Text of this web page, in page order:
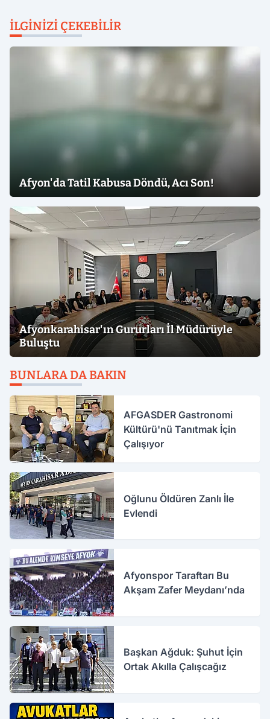
İLGINIZI ÇEKEBILIR
Afyon'da Tatil Kabusa Döndü, Acı Son!
Afyonkarahisar'ın Gururları İl Müdürüyle
Buluştu
BUNLARA DA BAKIN
AFGASDER Gastronomi
Kültürü'nü Tanıtmak İçin
Çalışıyor
Oğlunu Öldüren Zanlı İle
Evlendi
Afyonspor Taraftarı Bu
Akşam Zafer Meydanı’nda
Başkan Ağduk: Şuhut İçin
Ortak Akılla Çalışcağız